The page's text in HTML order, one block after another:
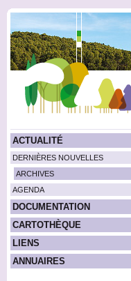
ACTUALITÉ
DERNIÈRES NOUVELLES
ARCHIVES
AGENDA
DOCUMENTATION
CARTOTHÈQUE
LIENS
ANNUAIRES